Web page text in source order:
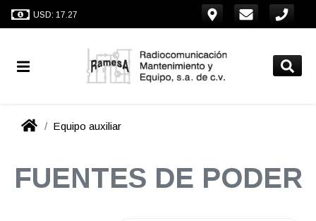
USD: 17.27
Equipo auxiliar
FUENTES DE PODER